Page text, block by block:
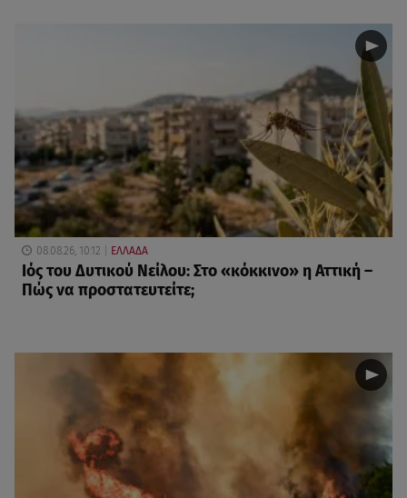
08.08.26, 10:12 ΕΛΛΑΔΑ
Ιός του Δυτικού Νείλου: Στο «κόκκινο» η Αττική –
Πώς να προστατευτείτε;